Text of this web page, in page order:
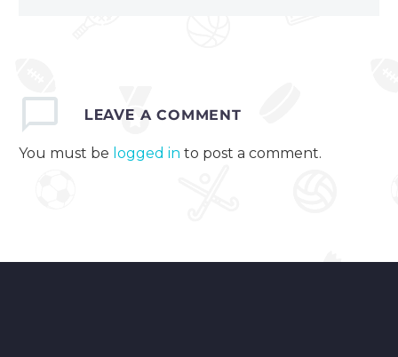
LEAVE A COMMENT
You must be logged in to post a comment.